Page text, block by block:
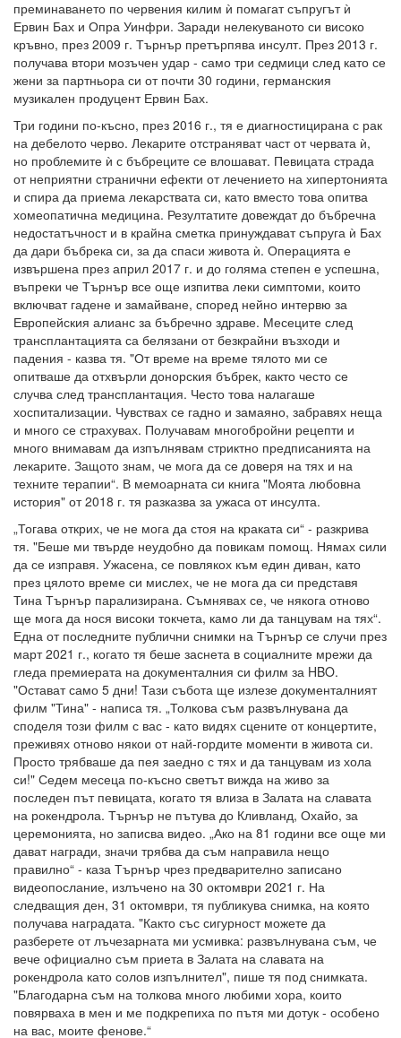
преминаването по червения килим ѝ помагат съпругът ѝ
Ервин Бах и Опра Уинфри. Заради нелекуваното си високо
кръвно, през 2009 г. Търнър претърпява инсулт. През 2013 г.
получава втори мозъчен удар - само три седмици след като се
жени за партньора си от почти 30 години, германския
музикален продуцент Ервин Бах.
Три години по-късно, през 2016 г., тя е диагностицирана с рак
на дебелото черво. Лекарите отстраняват част от червата ѝ,
но проблемите ѝ с бъбреците се влошават. Певицата страда
от неприятни странични ефекти от лечението на хипертонията
и спира да приема лекарствата си, като вместо това опитва
хомеопатична медицина. Резултатите довеждат до бъбречна
недостатъчност и в крайна сметка принуждават съпруга ѝ Бах
да дари бъбрека си, за да спаси живота ѝ. Операцията е
извършена през април 2017 г. и до голяма степен е успешна,
въпреки че Търнър все още изпитва леки симптоми, които
включват гадене и замайване, според нейно интервю за
Европейския алианс за бъбречно здраве. Месеците след
трансплантацията са белязани от безкрайни възходи и
падения - казва тя. "От време на време тялото ми се
опитваше да отхвърли донорския бъбрек, както често се
случва след трансплантация. Често това налагаше
хоспитализации. Чувствах се гадно и замаяно, забравях неща
и много се страхувах. Получавам многобройни рецепти и
много внимавам да изпълнявам стриктно предписанията на
лекарите. Защото знам, че мога да се доверя на тях и на
техните терапии“. В мемоарната си книга "Моята любовна
история" от 2018 г. тя разказва за ужаса от инсулта.
„Тогава открих, че не мога да стоя на краката си“ - разкрива
тя. "Беше ми твърде неудобно да повикам помощ. Нямах сили
да се изправя. Ужасена, се повлякох към един диван, като
през цялото време си мислех, че не мога да си представя
Тина Търнър парализирана. Съмнявах се, че някога отново
ще мога да нося високи токчета, камо ли да танцувам на тях“.
Една от последните публични снимки на Търнър се случи през
март 2021 г., когато тя беше заснета в социалните мрежи да
гледа премиерата на документалния си филм за HBO.
"Остават само 5 дни! Тази събота ще излезе документалният
филм "Тина" - написа тя. „Толкова съм развълнувана да
споделя този филм с вас - като видях сцените от концертите,
преживях отново някои от най-гордите моменти в живота си.
Просто трябваше да пея заедно с тях и да танцувам из хола
си!" Седем месеца по-късно светът вижда на живо за
последен път певицата, когато тя влиза в Залата на славата
на рокендрола. Търнър не пътува до Кливланд, Охайо, за
церемонията, но записва видео. „Ако на 81 години все още ми
дават награди, значи трябва да съм направила нещо
правилно“ - каза Търнър чрез предварително записано
видеопослание, излъчено на 30 октомври 2021 г. На
следващия ден, 31 октомври, тя публикува снимка, на която
получава наградата. "Както със сигурност можете да
разберете от лъчезарната ми усмивка: развълнувана съм, че
вече официално съм приета в Залата на славата на
рокендрола като солов изпълнител", пише тя под снимката.
"Благодарна съм на толкова много любими хора, които
повярваха в мен и ме подкрепиха по пътя ми дотук - особено
на вас, моите фенове.“